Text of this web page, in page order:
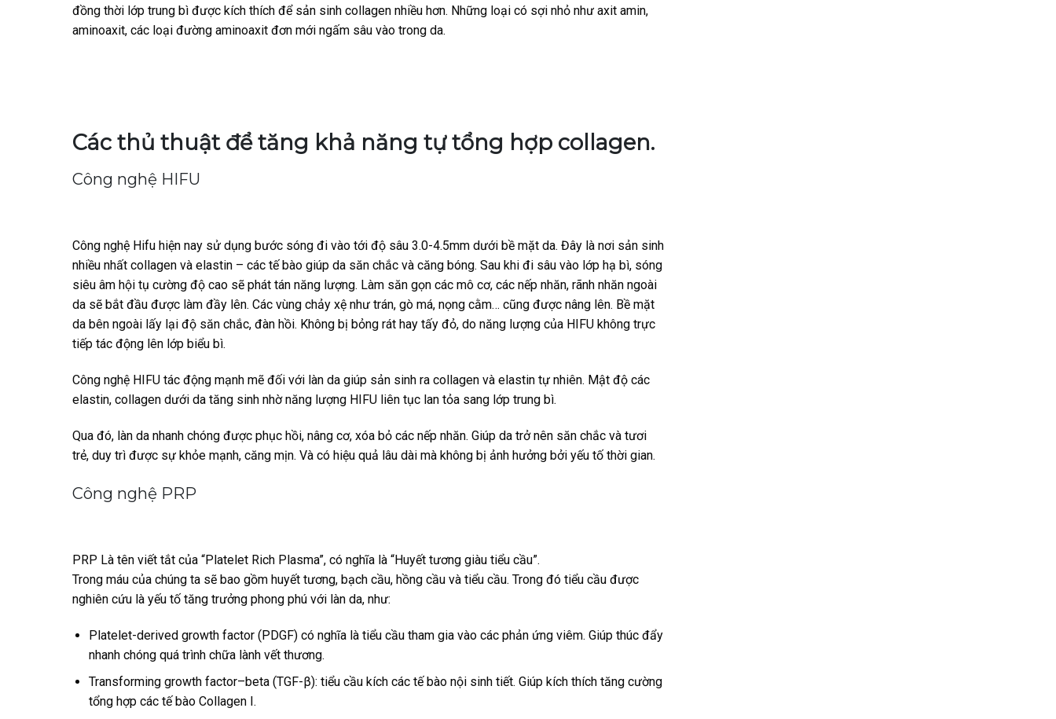
đồng thời lớp trung bì được kích thích để sản sinh collagen nhiều hơn. Những loại có sợi nhỏ như axit amin,
aminoaxit, các loại đường aminoaxit đơn mới ngấm sâu vào trong da.
Các thủ thuật để tăng khả năng tự tổng hợp collagen.
Công nghệ HIFU
Công nghệ Hifu hiện nay sử dụng bước sóng đi vào tới độ sâu 3.0-4.5mm dưới bề mặt da. Đây là nơi sản sinh
nhiều nhất collagen và elastin – các tế bào giúp da săn chắc và căng bóng. Sau khi đi sâu vào lớp hạ bì, sóng
siêu âm hội tụ cường độ cao sẽ phát tán năng lượng. Làm săn gọn các mô cơ, các nếp nhăn, rãnh nhăn ngoài
da sẽ bắt đầu được làm đầy lên. Các vùng chảy xệ như trán, gò má, nọng cằm… cũng được nâng lên. Bề mặt
da bên ngoài lấy lại độ săn chắc, đàn hồi. Không bị bỏng rát hay tấy đỏ, do năng lượng của HIFU không trực
tiếp tác động lên lớp biểu bì.
Công nghệ HIFU tác động mạnh mẽ đối với làn da giúp sản sinh ra collagen và elastin tự nhiên. Mật độ các
elastin, collagen dưới da tăng sinh nhờ năng lượng HIFU liên tục lan tỏa sang lớp trung bì.
Qua đó, làn da nhanh chóng được phục hồi, nâng cơ, xóa bỏ các nếp nhăn. Giúp da trở nên săn chắc và tươi
trẻ, duy trì được sự khỏe mạnh, căng mịn. Và có hiệu quả lâu dài mà không bị ảnh hưởng bởi yếu tố thời gian.
Công nghệ PRP
PRP Là tên viết tắt của “Platelet Rich Plasma”, có nghĩa là “Huyết tương giàu tiểu cầu”.
Trong máu của chúng ta sẽ bao gồm huyết tương, bạch cầu, hồng cầu và tiểu cầu. Trong đó tiểu cầu được
nghiên cứu là yếu tố tăng trưởng phong phú với làn da, như:
Platelet-derived growth factor (PDGF) có nghĩa là tiểu cầu tham gia vào các phản ứng viêm. Giúp thúc đẩy
nhanh chóng quá trình chữa lành vết thương.
Transforming growth factor–beta (TGF-β): tiểu cầu kích các tế bào nội sinh tiết. Giúp kích thích tăng cường
tổng hợp các tế bào Collagen I.